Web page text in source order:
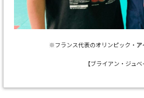
※フランス代表のオリンピック・ ア
【ブライアン・ジュ